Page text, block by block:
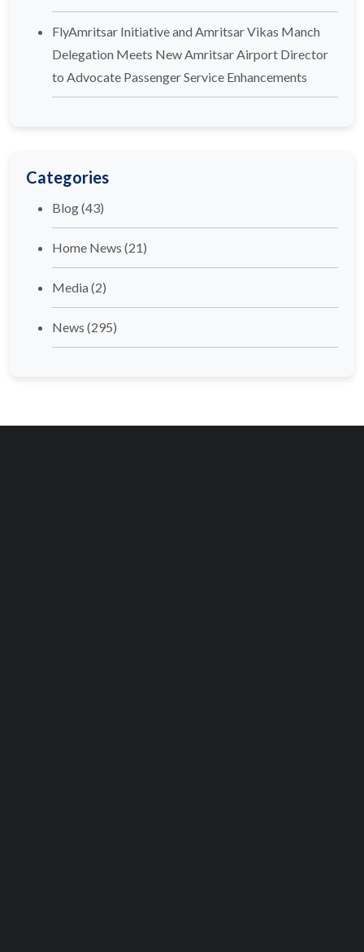
FlyAmritsar Initiative and Amritsar Vikas Manch
Delegation Meets New Amritsar Airport Director
to Advocate Passenger Service Enhancements
Categories
Blog(43)
Home News (21)
Media (2)
News (295)